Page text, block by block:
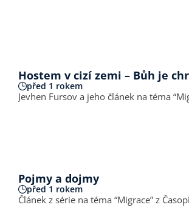
Hostem v cizí zemi – Bůh je
před 1 rokem
Jevhen Fursov a jeho článek na téma
Pojmy a dojmy
před 1 rokem
Článek z série na téma “Migrace” z